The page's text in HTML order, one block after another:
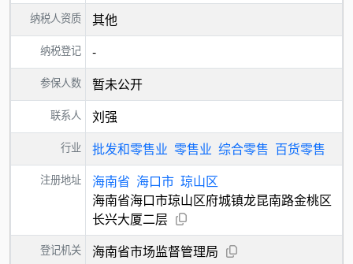
纳税人资质 其他
纳税登记 -
参保人数 暂未公开
联系人 刘强
行业 批发和零售业 零售业 综合零售 百货零售
注册地址 海南省 海口市 琼山区
海南省海口市琼山区府城镇龙昆南路金桃区
长兴大厦二层
登记机关 海南省市场监督管理局